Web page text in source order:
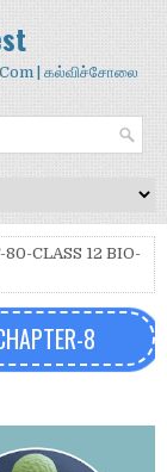
| கல்விச்சோலை
80-CLASS 12 BIO-
8